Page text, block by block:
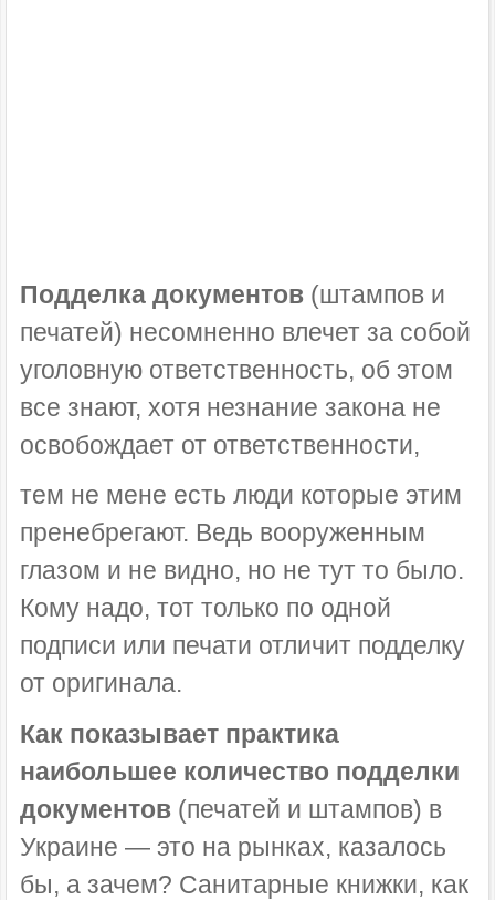
Подделка документов (штампов и
печатей) несомненно влечет за собой
уголовную ответственность, об этом
все знают, хотя незнание закона не
освобождает от ответственности,
тем не мене есть люди которые этим
пренебрегают. Ведь вооруженным
глазом и не видно, но не тут то было.
Кому надо, тот только по одной
подписи или печати отличит подделку
от оригинала.
Как показывает практика
наибольшее количество подделки
документов (печатей и штампов) в
Украине — это на рынках, казалось
бы, а зачем? Санитарные книжки, как